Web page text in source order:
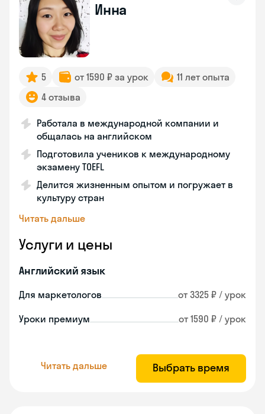
Инна
5 от 1590 ₽ за урок
11 лет опыта
4 отзыва
Работала в международной компании и
общалась на английском
Подготовила учеников к международному
экзамену TOEFL
Делится жизненным опытом и погружает в
культуру стран
Читать дальше
Услуги и цены
Английский язык
Для маркетологов от 3325 ₽ / урок
Уроки премиум от 1590 ₽ / урок
Читать дальше Выбрать время